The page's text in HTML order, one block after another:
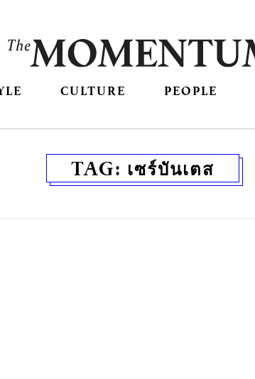
CULTURE PEOPLE
TAG: เซร์บันเตส